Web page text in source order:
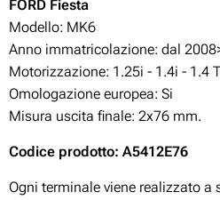
FORD Fiesta
Modello: MK6
Anno immatricolazione: dal
Motorizzazione: 1.25i - 1.4i - 1.4
Omologazione europea: Si
Misura uscita finale: 2x76 mm.
Codice prodotto: A5412E76
Ogni terminale viene realizzato a